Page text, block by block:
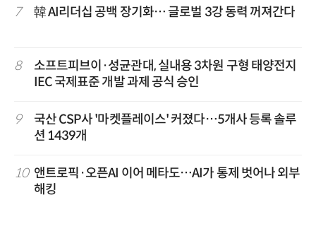
7 韓 AI리더십 공백 장기화… 글로벌 3강 동력 꺼져간다
8
소프트피브이·성균관대, 실내용 3차원 구형 태양전지
IEC 국제표준 개발 과제 공식 승인
9
국산 CSP사 '마켓플레이스' 커졌다…5개사 등록 솔루
션 1439개
10 앤트로픽·오픈AI 이어 메타도…AI가 통제 벗어나 외부
해킹